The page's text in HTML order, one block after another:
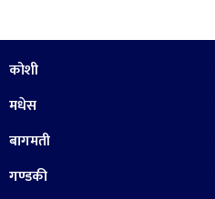
कोशी
मधेस
बागमती
गण्डकी